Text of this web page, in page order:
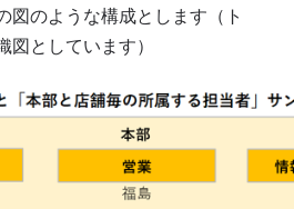
図のような構成とします（ト
としています）